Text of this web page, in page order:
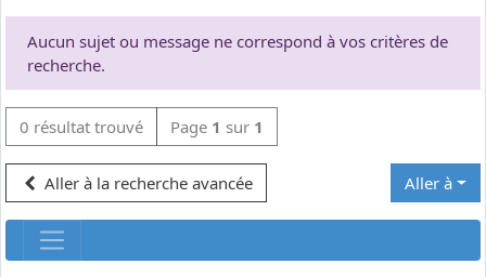
Aucun sujet ou message ne correspond à vos critères de
recherche.
0 résultat trouvé Page 1 sur 1
Aller à la recherche avancée Aller à